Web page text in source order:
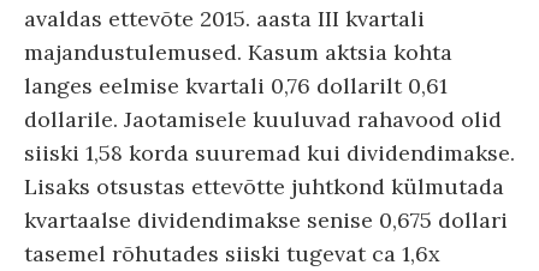
avaldas ettevõte 2015. aasta III kvartali
majandustulemused. Kasum aktsia kohta
langes eelmise kvartali 0,76 dollarilt 0,61
dollarile. Jaotamisele kuuluvad rahavood olid
siiski 1,58 korda suuremad kui dividendimakse.
Lisaks otsustas ettevõtte juhtkond külmutada
kvartaalse dividendimakse senise 0,675 dollari
tasemel rõhutades siiski tugevat ca 1,6x